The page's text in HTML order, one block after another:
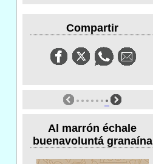
Compartir
Al marrón échale
buenavoluntá granaína